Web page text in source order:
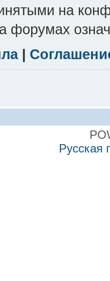
на
форумах
|
Русская